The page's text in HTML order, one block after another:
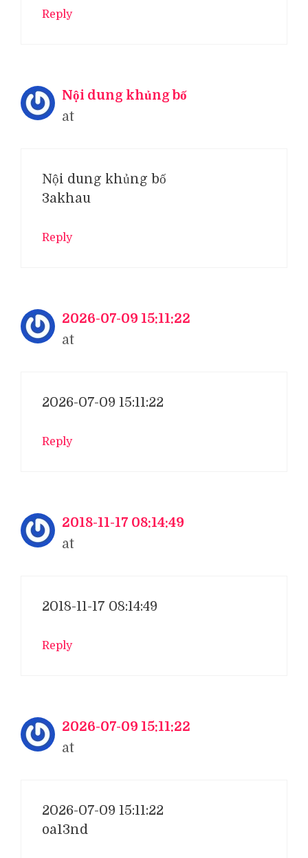
Reply
Nội dung khủng bố
at
Nội dung khủng bố
3akhau
Reply
2026-07-09 15:11:22
at
2026-07-09 15:11:22
Reply
2018-11-17 08:14:49
at
2018-11-17 08:14:49
Reply
2026-07-09 15:11:22
at
2026-07-09 15:11:22
oa13nd